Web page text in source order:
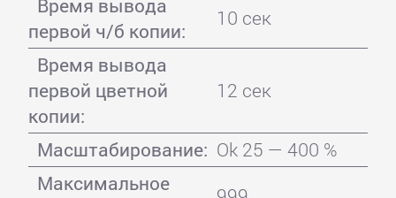
Время вывода
первой ч/б копии:
10 сек
Время вывода
первой цветной
копии:
12 сек
Масштабирование: Ok 25 — 400 %
Максимальное